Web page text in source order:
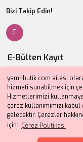
ysmnbutik.com ailesi
hizmeti sunabilmek için
Hizmetlerimizi
çerez kullanımımızı
gelecektir. Çerezler
için: Çerez Politikası
Bizi Takip Edin!
E-Bülten Kayıt
Kredi kartı